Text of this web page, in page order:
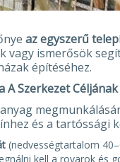
az egyszerű
vagy ismerősök
építéséhez.
A Szerkezet
és a tartóssági
(nedvességtartalom
kell a rovarok és